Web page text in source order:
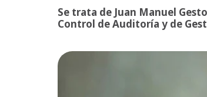
Se trata de Juan Manuel
Control de Auditoría y de